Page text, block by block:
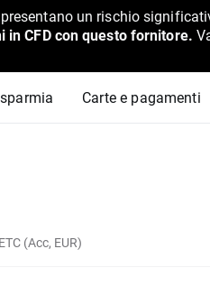
un rischio
in CFD con questo fornitore.
Carte e pagamenti
(Acc, EUR)